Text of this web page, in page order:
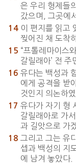
은 우리 형제들
갔으며, 그곳에
14 이 편지를 읽고
찢어진 채 도착
15 “프톨레마이스
갈릴래아’ 전
16 유다는 백성과
에게 공격을 받
것인지 의논하
17 유다가 자기 형
갈릴래아로 가
과 길앗으로 가
18 그리고 그는 유
셉과 백성의 지
에 남겨 놓았다.